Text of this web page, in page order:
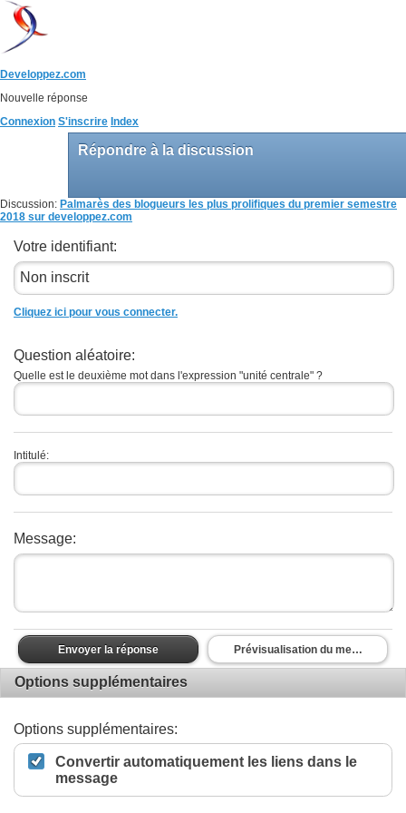
Developpez.com
Nouvelle réponse
Connexion S'inscrire Index
Répondre à la discussion
Discussion: Palmarès des blogueurs les plus prolifiques du premier semestre
2018 sur developpez.com
Votre identifiant:
Cliquez ici pour vous connecter.
Question aléatoire:
Quelle est le deuxième mot dans l'expression "unité centrale" ?
Intitulé:
Message:
Envoyer la réponse Prévisualisation du message
Options supplémentaires
Options supplémentaires:
Convertir automatiquement les liens dans le
message